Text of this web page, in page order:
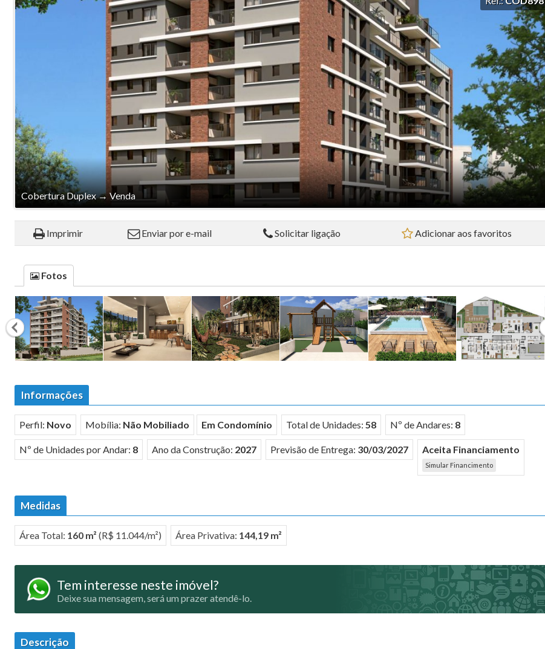
Loja (4)
Prédio (1)
Sala Comercial (2)
Sobrado (5)
Studio (4)
Terreno (3)
Terreno em Condomínio (3)
Cobertura Duplex→ Venda
Imprimir Enviar por e-mail Solicitar ligação Adicionar aos favoritos
Fotos
Informações
Perfil: Novo Mobília: Não Mobiliado Em Condomínio Total de Unidades: 58 Nº de Andares: 8
Nº de Unidades por Andar: 8 Ano da Construção: 2027 Previsão de Entrega: 30/03/2027 Aceita Financiamento
Simular Financimento
Medidas
Área Total: 160 m² (R$ 11.044/m²) Área Privativa: 144,19 m²
Tem interesse neste imóvel?
Deixe sua mensagem, será um prazer atendê-lo.
Descrição